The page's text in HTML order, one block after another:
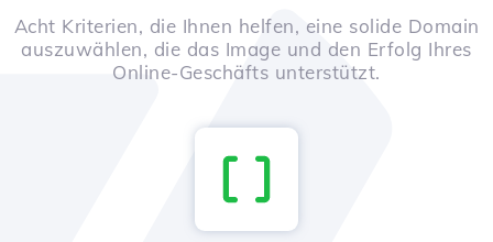
Acht Kriterien, die Ihnen helfen, eine solide Domain
auszuwählen, die das Image und den Erfolg Ihres
Online-Geschäfts unterstützt.